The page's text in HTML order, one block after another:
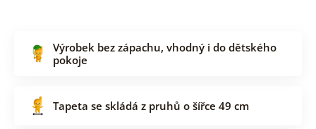
Výrobek bez zápachu, vhodný i do dětského
pokoje
Tapeta se skládá z pruhů o šířce 49 cm